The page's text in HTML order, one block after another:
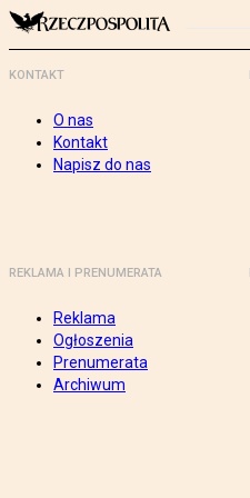
KONTAKT
O nas
Kontakt
Napisz do nas
REKLAMA I PRENUMERATA
Reklama
Ogłoszenia
Prenumerata
Archiwum